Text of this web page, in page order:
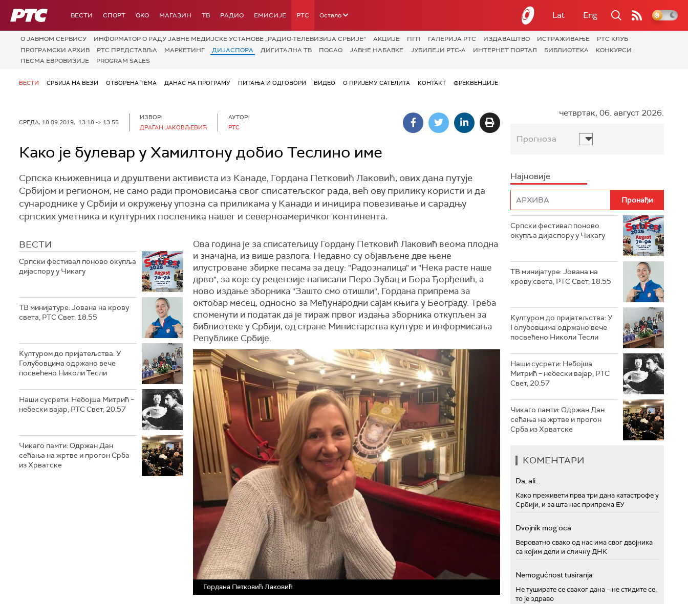
РТС ВЕСТИ СПОРТ OKO МАГАЗИН ТВ РАДИО ЕМИСИЈЕ РТС Остало Lat Eng
О JАВНОМ СЕРВИСУ ИНФОРМАТОР О РАДУ ЈАВНЕ МЕДИЈСКЕ УСТАНОВЕ „РАДИО-ТЕЛЕВИЗИЈА СРБИЈЕ“ АКЦИЈЕ ПГП ГАЛЕРИЈА РТС ИЗДАВАШТВО ИСТРАЖИВАЊЕ
РТС КЛУБ
ПРОГРАМСКИ АРХИВ
РТС ПРЕДСТАВЉА МАРКЕТИНГ ДИЈАСПОРА ДИГИТАЛНА ТВ ПОСАО ЈАВНЕ НАБАВКЕ ЈУБИЛЕЈИ РТС-А ИНТЕРНЕТ ПОРТАЛ БИБЛИОТЕКА
КОНКУРСИ
ПЕСМА ЕВРОВИЗИЈЕ
PROGRAM SALES
ВЕСТИ СРБИЈА НА ВЕЗИ ОТВОРЕНА ТЕМА ДАНАС НА ПРОГРАМУ ПИТАЊА И ОДГОВОРИ ВИДЕО О ПРИЈЕМУ САТЕЛИТА КОНТАКТ ФРЕКВЕНЦИЈЕ
СРЕДА, 18.09.2019, 13:18 -> 13:55
ИЗВОР:
ДРАГАН ЈАКОВЉЕВИЋ
АУТОР:
РТС
Како је булевар у Хамилтону добио Теслино име
Српска књижевница и друштвени активиста из Канаде, Гордана Петковић Лаковић, ових дана путује
Србијом и регионом, не само ради промовисања свог списатељског рада, већ ову прилику користи и да
сународнике у Србији и окружењу упозна са приликама у Канади и иницира повезивање и сарадњу
српских уметника и културних посленика нашег и северноамеричког континента.
ВЕСТИ
Српски фестивал поново окупља
дијаспору у Чикагу
ТВ минијатуре: Јована на крову
света, РТС Свет, 18.55
Културом до пријатељства: У
Голубовцима одржано вече
посвећено Николи Тесли
Наши сусрети: Небојша Митрић –
небески вајар, РТС Свет, 20.57
Чикаго памти: Одржан Дан
сећања на жртве и прогон Срба
из Хрватске
Ова година је за списатељицу Гордану Петковић Лаковић веома плодна
и значајна, из више разлога. Недавно су објављене две њене
илустроване збирке песама за децу: "Радозналица" и "Нека расте наше
дрво", за које су рецензије написали Перо Зубац и Бора Ђорђевић, а
ново издање зборника "Зашто смо отишли", Гордана припрема за
октобар месец, односно за Међународни сајам књига у Београду. Треба
споменути и податак да је тираж првог издања зборника откупљен за
библиотеке у Србији, од стране Министарства културе и информисања
Републике Србије.
Гордана Петковић Лаковић
четвртак, 06. август 2026.
Прогноза
Најновије
Српски фестивал поново
окупља дијаспору у Чикагу
ТВ минијатуре: Јована на
крову света, РТС Свет, 18.55
Културом до пријатељства: У
Голубовцима одржано вече
посвећено Николи Тесли
Наши сусрети: Небојша
Митрић – небески вајар, РТС
Свет, 20.57
Чикаго памти: Одржан Дан
сећања на жртве и прогон
Срба из Хрватске
КОМЕНТАРИ
Da, ali...
Како преживети прва три дана катастрофе у
Србији, и за шта нас припрема ЕУ
Dvojnik mog oca
Вероватно свако од нас има свог двојника
са којим дели и сличну ДНК
Nemogućnost tusiranja
Не туширате се сваког дана – не стидите се,
то је здраво